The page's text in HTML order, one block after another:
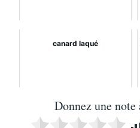
canard laqué
Donnez une